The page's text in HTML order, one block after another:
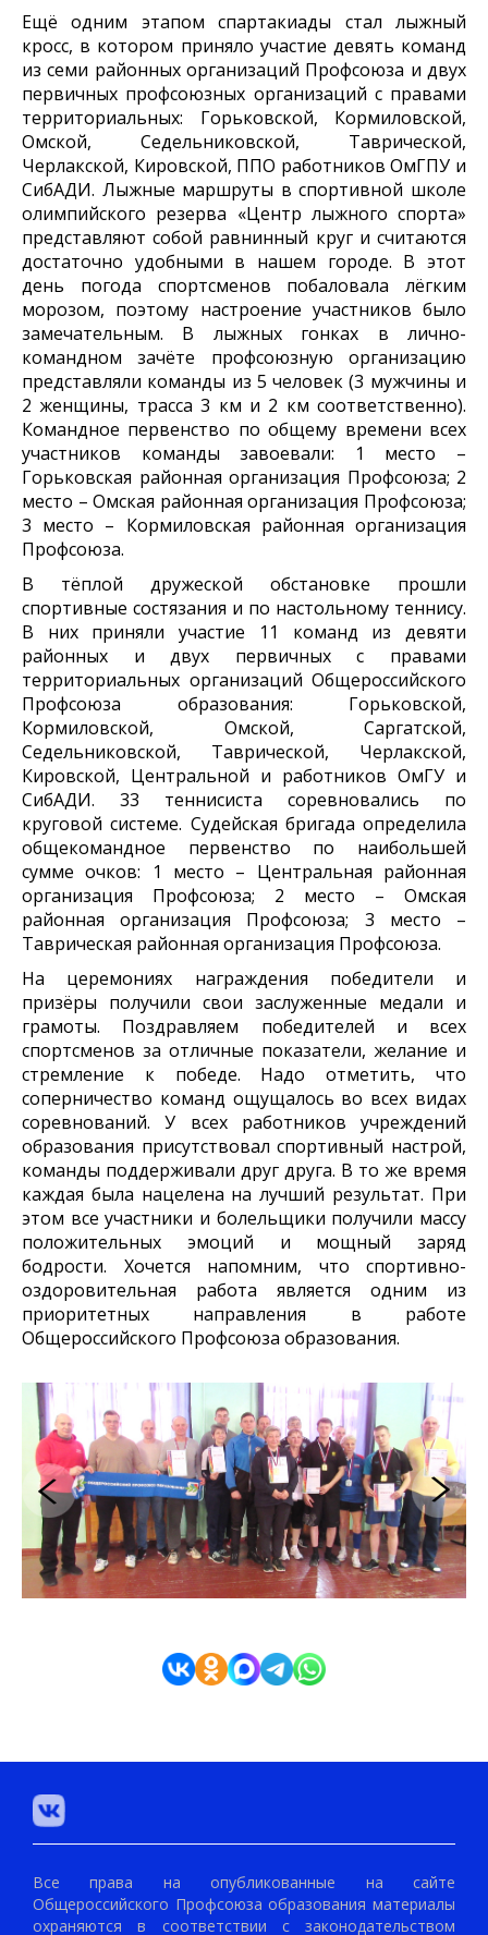
Ещё одним этапом спартакиады стал лыжный
кросс, в котором приняло участие девять команд
из семи районных организаций Профсоюза и двух
первичных профсоюзных организаций с правами
территориальных: Горьковской, Кормиловской,
Омской, Седельниковской, Таврической,
Черлакской, Кировской, ППО работников ОмГПУ и
СибАДИ. Лыжные маршруты в спортивной школе
олимпийского резерва «Центр лыжного спорта»
представляют собой равнинный круг и считаются
достаточно удобными в нашем городе. В этот
день погода спортсменов побаловала лёгким
морозом, поэтому настроение участников было
замечательным. В лыжных гонках в лично-
командном зачёте профсоюзную организацию
представляли команды из 5 человек (3 мужчины и
2 женщины, трасса 3 км и 2 км соответственно).
Командное первенство по общему времени всех
участников команды завоевали: 1 место –
Горьковская районная организация Профсоюза; 2
место – Омская районная организация Профсоюза;
3 место – Кормиловская районная организация
Профсоюза.
В тёплой дружеской обстановке прошли
спортивные состязания и по настольному теннису.
В них приняли участие 11 команд из девяти
районных и двух первичных с правами
территориальных организаций Общероссийского
Профсоюза образования: Горьковской,
Кормиловской, Омской, Саргатской,
Седельниковской, Таврической, Черлакской,
Кировской, Центральной и работников ОмГУ и
СибАДИ. 33 теннисиста соревновались по
круговой системе. Судейская бригада определила
общекомандное первенство по наибольшей
сумме очков: 1 место – Центральная районная
организация Профсоюза; 2 место – Омская
районная организация Профсоюза; 3 место –
Таврическая районная организация Профсоюза.
На церемониях награждения победители и
призёры получили свои заслуженные медали и
грамоты. Поздравляем победителей и всех
спортсменов за отличные показатели, желание и
стремление к победе. Надо отметить, что
соперничество команд ощущалось во всех видах
соревнований. У всех работников учреждений
образования присутствовал спортивный настрой,
команды поддерживали друг друга. В то же время
каждая была нацелена на лучший результат. При
этом все участники и болельщики получили массу
положительных эмоций и мощный заряд
бодрости. Хочется напомним, что спортивно-
оздоровительная работа является одним из
приоритетных направления в работе
Общероссийского Профсоюза образования.
Все права на опубликованные на сайте
Общероссийского Профсоюза образования материалы
охраняются в соответствии с законодательством